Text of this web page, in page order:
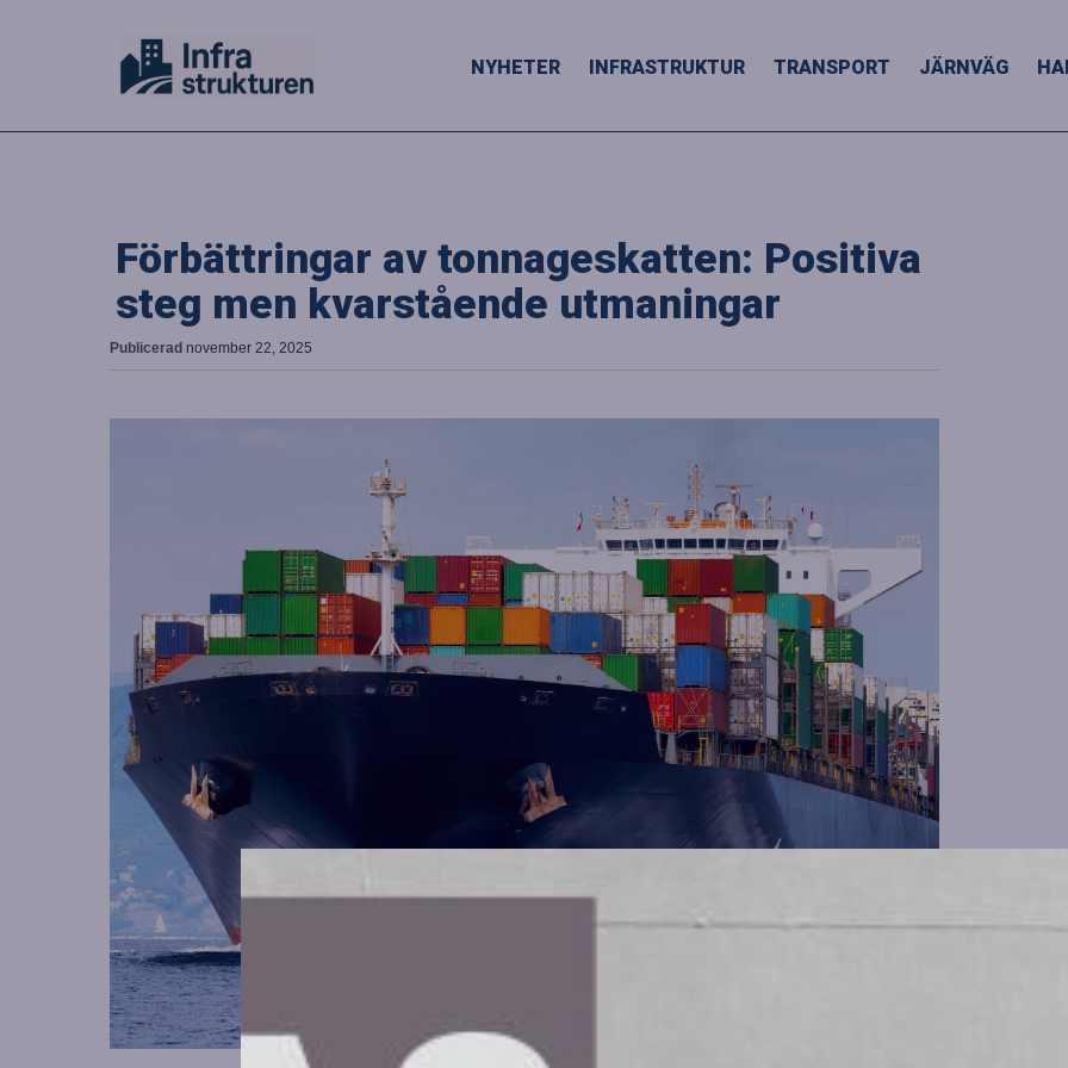
NYHETER INFRASTRUKTUR TRANSPORT JÄRNVÄG
Förbättringar av tonnageskatten: Positiva
steg men kvarstående utmaningar
Publicerad november 22, 2025